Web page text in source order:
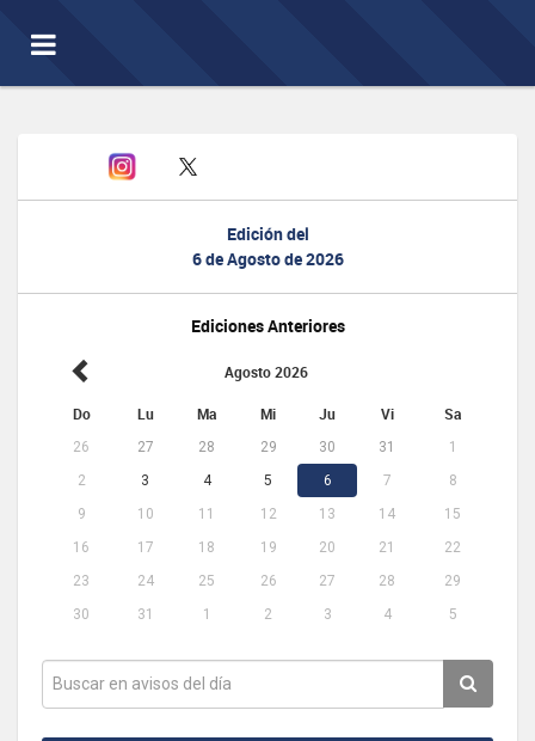
Toggle
navigation
Edición del
6 de Agosto de 2026
Ediciones Anteriores
Agosto 2026
Do Lu Ma Mi Ju Vi Sa
26 27 28 29 30 31
1
2
3 4 5 6 7
8
9
10 11 12 13 14
15
16
17 18 19 20 21
22
23
24 25 26 27 28
29
30
31 1 2 3 4 5